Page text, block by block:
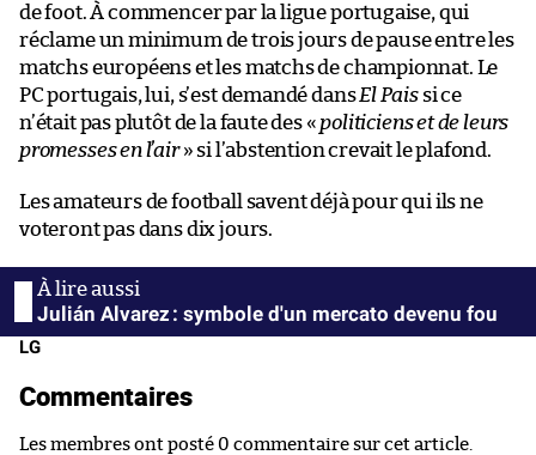
de foot. À commencer par la ligue portugaise, qui
réclame un minimum de trois jours de pause entre les
matchs européens et les matchs de championnat. Le
PC portugais, lui, s’est demandé dansEl Paissi ce
n’était pas plutôt de la faute des « politiciens et de leurs
promesses en l’air» si l’abstention crevait le plafond.
Les amateurs de football savent déjà pour qui ils ne
voteront pas dans dix jours.
Julián Alvarez : symbole d'un mercato devenu fou
LG
Commentaires
Les membres ont posté 0 commentaire sur cet article.